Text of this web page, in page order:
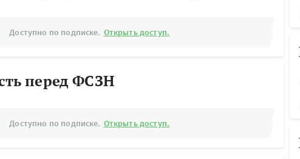
Доступно по подписке. Открыть доступ.
перед ФСЗН
Доступно по подписке. Открыть доступ.